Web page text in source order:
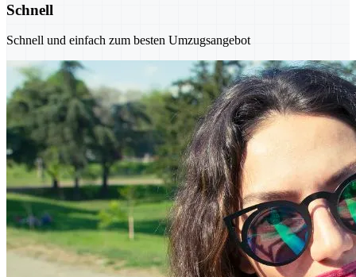
Schnell
Schnell und einfach zum besten Umzugsangebot